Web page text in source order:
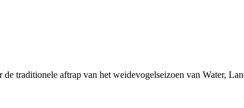
traditionele aftrap van het weidevogelseizoen van Water,